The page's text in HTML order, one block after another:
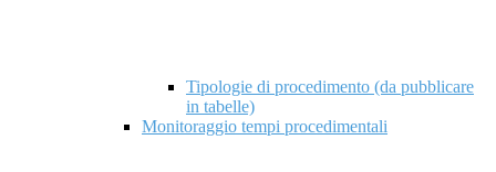
Tipologie di procedimento (da pubblicare
in tabelle)
Monitoraggio tempi procedimentali